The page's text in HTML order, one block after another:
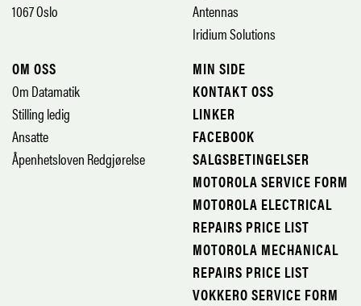
1067 Oslo
Antennas
Iridium Solutions
OM OSS
Om Datamatik
Stilling ledig
Ansatte
Åpenhetsloven Redgjørelse
MIN SIDE
KONTAKT OSS
LINKER
FACEBOOK
SALGSBETINGELSER
MOTOROLA SERVICE FORM
MOTOROLA ELECTRICAL
REPAIRS PRICE LIST
MOTOROLA MECHANICAL
REPAIRS PRICE LIST
VOKKERO SERVICE FORM